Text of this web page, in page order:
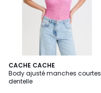
CACHE CACHE
Body ajusté manches courtes
dentelle